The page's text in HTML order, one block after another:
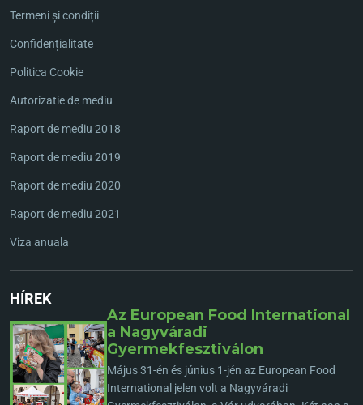
Termeni și condiții
Confidențialitate
Politica Cookie
Autorizatie de mediu
Raport de mediu 2018
Raport de mediu 2019
Raport de mediu 2020
Raport de mediu 2021
Viza anuala
HÍREK
Az European Food International
a Nagyváradi
Gyermekfesztiválon
Május 31-én és június 1-jén az European Food
International jelen volt a Nagyváradi